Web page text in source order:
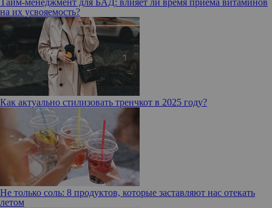
на их усвояемость?
Как актуально стилизовать тренчкот в 2025 году?
Не только соль: 8 продуктов, которые заставляют нас отекать
летом